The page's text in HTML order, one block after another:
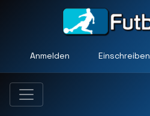
Anmelden Einschreiben